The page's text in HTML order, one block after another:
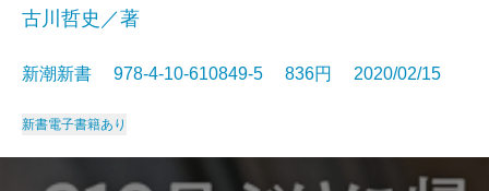
古川哲史／著
新潮新書 978-4-10-610849-5 836円 2020/02/15
新書電子書籍あり